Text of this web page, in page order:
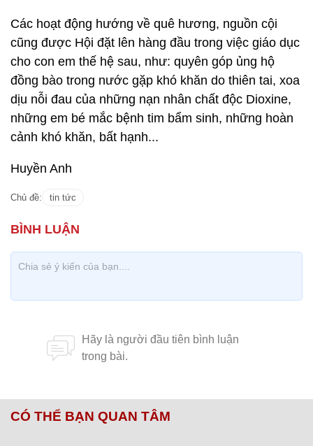
Các hoạt động hướng về quê hương, nguồn cội
cũng được Hội đặt lên hàng đầu trong việc giáo dục
cho con em thế hệ sau, như: quyên góp ủng hộ
đồng bào trong nước gặp khó khăn do thiên tai, xoa
dịu nỗi đau của những nạn nhân chất độc Dioxine,
những em bé mắc bệnh tim bẩm sinh, những hoàn
cảnh khó khăn, bất hạnh...
Huyền Anh
Chủ đề: tin tức
CÓ THỂ BẠN QUAN TÂM